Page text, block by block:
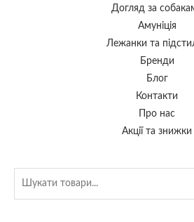
Догляд за
Амуніція
Лежанки та
Бренди
Блог
Контакти
Про нас
Акції та знижки